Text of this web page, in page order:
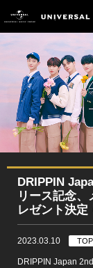
DRIPPIN
リース記念
レゼント決定
2023.03.10
DRIPPIN Japan